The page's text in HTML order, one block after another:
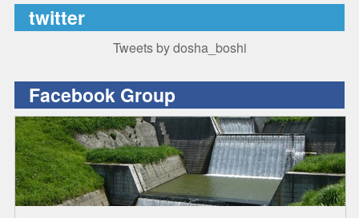
twitter
Tweets by dosha_boshi
Facebook Group